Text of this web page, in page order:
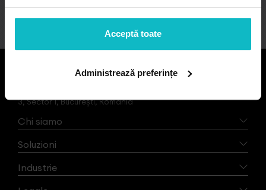
Acceptă toate
Administrează preferințe
3, Sector 1, București, România
Chi siamo
Soluzioni
Industrie